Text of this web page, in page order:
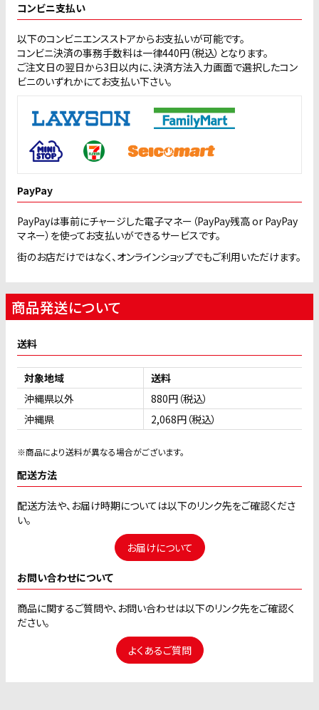
コンビニ支払い
以下のコンビニエンスストアからお支払いが可能です。
コンビニ決済の事務手数料は一律440円（税込）となります。
ご注文日の翌日から3日以内に、決済方法入力画面で選択したコン
ビニのいずれかにてお支払い下さい。
PayPay
PayPayは事前にチャージした電子マネー（PayPay残高 or PayPay
マネー）を使ってお支払いができるサービスです。
街のお店だけではなく、オンラインショップでもご利用いただけます。
商品発送について
送料
対象地域
送料
沖縄県以外
880円（税込）
沖縄県
2,068円（税込）
※商品により送料が異なる場合がございます。
配送方法
配送方法や、お届け時期については以下のリンク先をご確認くださ
い。
お届けについて
お問い合わせについて
商品に関するご質問や、お問い合わせは以下のリンク先をご確認く
ださい。
よくあるご質問